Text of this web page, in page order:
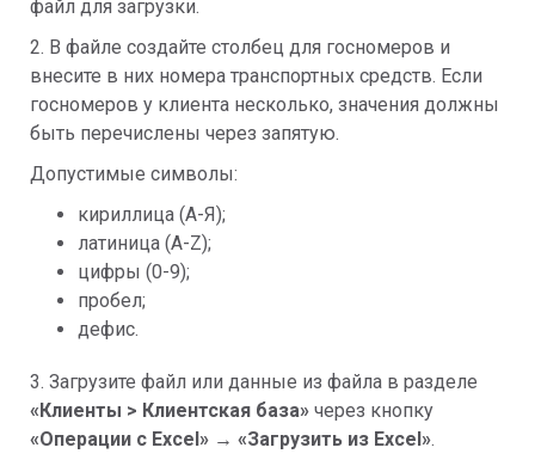
файл для загрузки.
2. В файле создайте столбец для госномеров и
внесите в них номера транспортных средств. Если
госномеров у клиента несколько, значения должны
быть перечислены через запятую.
Допустимые символы:
кириллица (А-Я);
латиница (A-Z);
цифры (0-9);
пробел;
дефис.
3. Загрузите файл или данные из файла в разделе
«Клиенты > Клиентская база» через кнопку
«Операции с Excel» → «Загрузить из Excel».